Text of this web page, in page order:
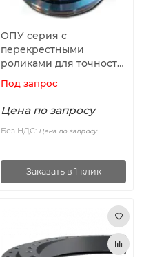
ОПУ серия с
перекрестными
роликами для точности
Под запрос
Цена по запросу
Без НДС: Цена по запросу
Заказать в 1 клик